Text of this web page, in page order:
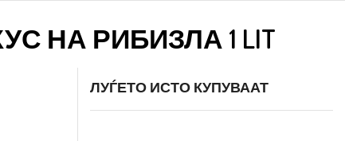
НА РИБИЗЛА 1 LIT
ЛУЃЕТО ИСТО КУПУВААТ